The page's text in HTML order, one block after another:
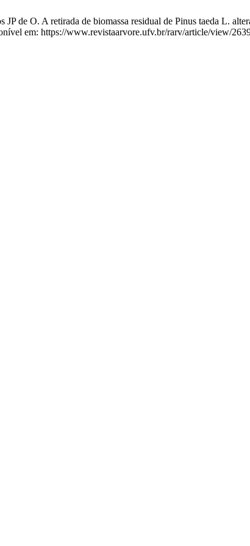
de O. A retirada de biomassa residual de Pinus taeda L.
em: https://www.revistaarvore.ufv.br/rarv/article/view/